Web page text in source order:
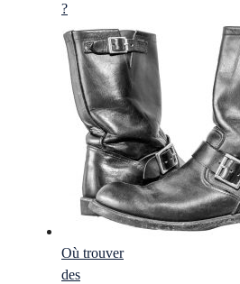
?
Où trouver
des